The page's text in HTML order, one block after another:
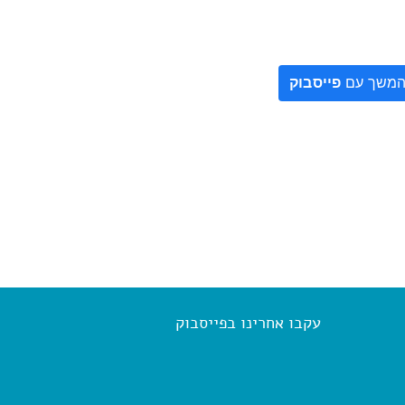
המשך עם פייסבוק
עקבו אחרינו בפייסבוק